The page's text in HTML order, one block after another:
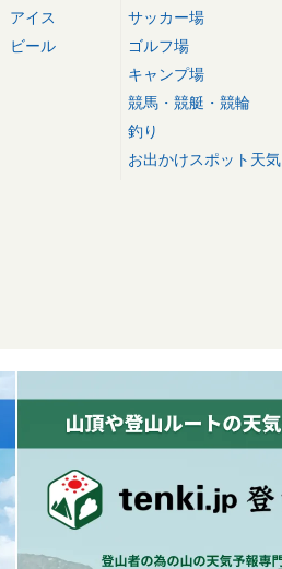
アイス
ビール
サッカー場
ゴルフ場
キャンプ場
競馬・競艇・競輪
釣り
お出かけスポット天気